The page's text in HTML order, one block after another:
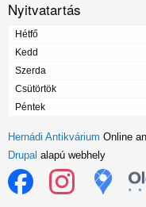
Nyitvatartás
Hétfő
Kedd
Szerda
Csütörtök
Péntek
Hernádi Antikvárium Online
Drupal alapú webhely